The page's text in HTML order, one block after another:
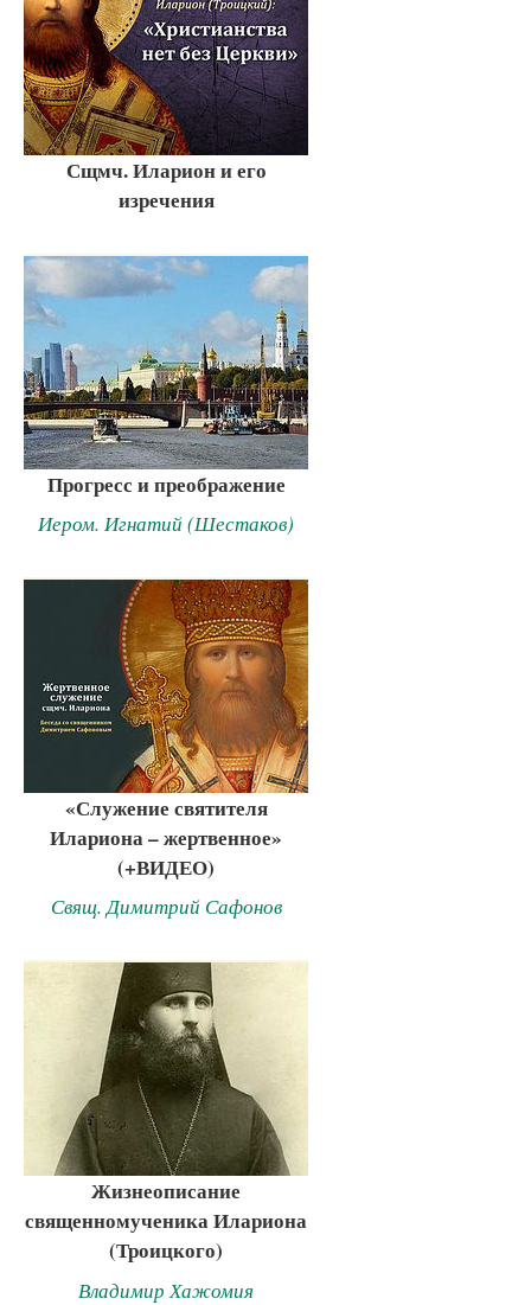
Сщмч. Иларион и его
изречения
Прогресс и преображение
Иером. Игнатий (Шестаков)
«Служение святителя
Илариона – жертвенное»
(+ВИДЕО)
Свящ. Димитрий Сафонов
Жизнеописание
священномученика Илариона
(Троицкого)
Владимир Хажомия